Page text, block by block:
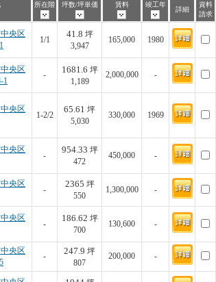
所在階 坪数/坪単価 賃料 竣工年
詳細
資料
請求
央区
1/1
41.8 坪
3,947
165,000 1980
央区
1
-
1681.6 坪
1,189
2,000,000 -
央区
1-2/2
65.61 坪
5,030
330,000 1969
央区
-
954.33 坪
472
450,000 -
央区
-
2365 坪
550
1,300,000 -
央区
-
186.62 坪
700
130,600 -
央区
-
247.9 坪
807
200,000 -